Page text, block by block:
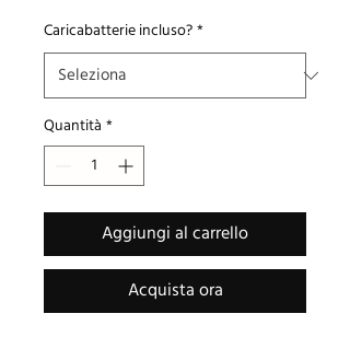
Caricabatterie incluso?*
Quantità *
Aggiungi al carrello
Acquista ora